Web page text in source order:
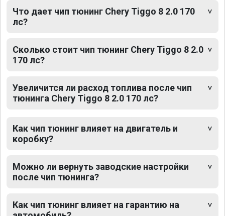
Что дает чип тюнинг Chery Tiggo 8 2.0 170
лс?
Сколько стоит чип тюнинг Chery Tiggo 8 2.0
170 лс?
Увеличится ли расход топлива после чип
тюнинга Chery Tiggo 8 2.0 170 лс?
Как чип тюнинг влияет на двигатель и
коробку?
Можно ли вернуть заводские настройки
после чип тюнинга?
Как чип тюнинг влияет на гарантию на